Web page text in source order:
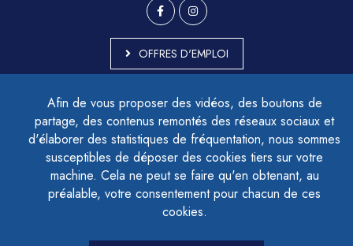
Afin de vous proposer des vidéos, des boutons de
partage, des contenus remontés des réseaux sociaux et
d'élaborer des statistiques de fréquentation, nous sommes
susceptibles de déposer des cookies tiers sur votre
machine. Cela ne peut se faire qu'en obtenant, au
préalable, votre consentement pour chacun de ces
cookies.
OFFRES D'EMPLOI
ACCESSIBILITÉ - PARTIELLEMENT CONFORME
PLAN DU SITE
MENTIONS LÉGALES
CONTACTER LE DÉLÉGUÉ À LA PROTECTION DES DONNÉES
GESTION DES COOKIES
LETTRE D'INFORMATION